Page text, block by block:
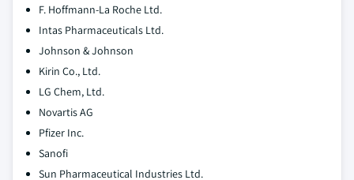
F. Hoffmann-La Roche Ltd.
Intas Pharmaceuticals Ltd.
Johnson & Johnson
Kirin Co., Ltd.
LG Chem, Ltd.
Novartis AG
Pfizer Inc.
Sanofi
Sun Pharmaceutical Industries Ltd.